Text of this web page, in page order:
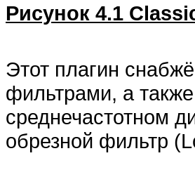
Рисунок 4.1
Этот плагин
фильтрами, а
среднечастотном
обрезной фильтр